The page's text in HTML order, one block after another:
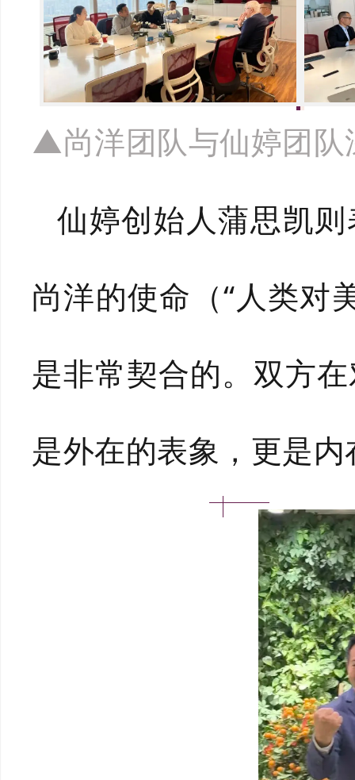
▲尚洋团队与仙婷团队
仙婷创始人蒲思凯
尚洋的使命（“人类对
是非常契合的。双方
是外在的表象，更是